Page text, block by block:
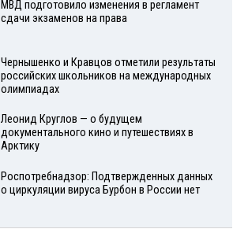
МВД подготовило изменения в регламент
сдачи экзаменов на права
Чернышенко и Кравцов отметили результаты
российских школьников на международных
олимпиадах
Леонид Круглов — о будущем
документального кино и путешествиях в
Арктику
Роспотребнадзор: Подтвержденных данных
о циркуляции вируса Бурбон в России нет